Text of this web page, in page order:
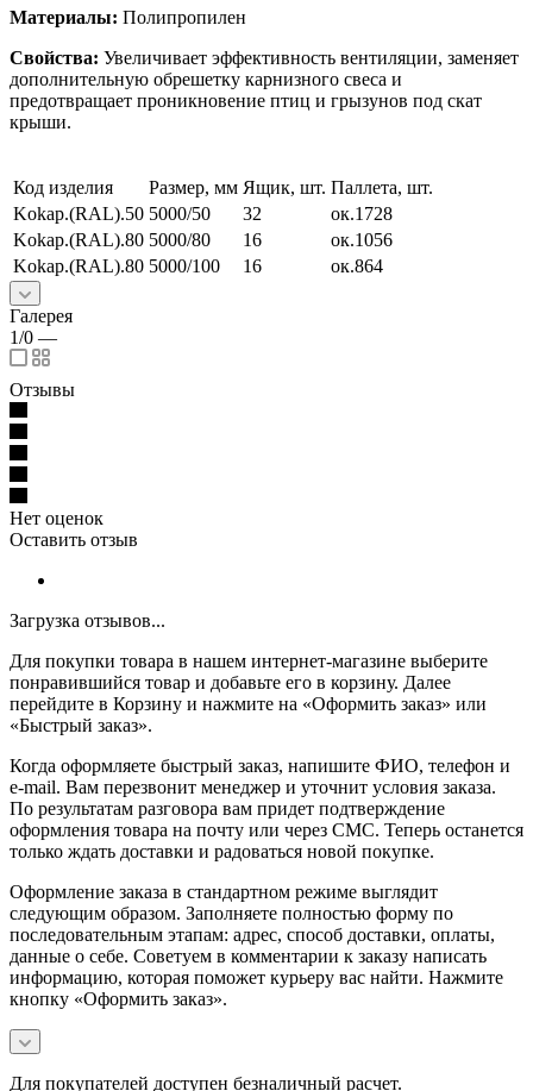
Материалы: Полипропилен
Свойства: Увеличивает эффективность вентиляции, заменяет
дополнительную обрешетку карнизного свеса и
предотвращает проникновение птиц и грызунов под скат
крыши.
Код изделия Размер, мм Ящик, шт. Паллета, шт.
Kokap.(RAL).50 5000/50 32
ок.1728
Kokap.(RAL).80 5000/80 16
ок.1056
Kokap.(RAL).80 5000/100 16 ок.864
Галерея
1/0 —
Отзывы
Нет оценок
Оставить отзыв
Загрузка отзывов...
Для покупки товара в нашем интернет-магазине выберите
понравившийся товар и добавьте его в корзину. Далее
перейдите в Корзину и нажмите на «Оформить заказ» или
«Быстрый заказ».
Когда оформляете быстрый заказ, напишите ФИО, телефон и
e-mail. Вам перезвонит менеджер и уточнит условия заказа.
По результатам разговора вам придет подтверждение
оформления товара на почту или через СМС. Теперь останется
только ждать доставки и радоваться новой покупке.
Оформление заказа в стандартном режиме выглядит
следующим образом. Заполняете полностью форму по
последовательным этапам: адрес, способ доставки, оплаты,
данные о себе. Советуем в комментарии к заказу написать
информацию, которая поможет курьеру вас найти. Нажмите
кнопку «Оформить заказ».
Для покупателей доступен безналичный расчет.